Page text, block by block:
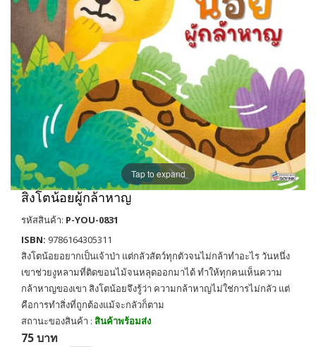
Tap to expand
สิงโตน้อยผู้กล้าหาญ
รหัสสินค้า: P-YOU-0831
ISBN: 9786164305311
สิงโตน้อยอยากเป็นเจ้าป่า แต่กลัวสัตว์ทุกตัวจนไม่กล้าทำอะไร วันหนึ่ง
เขาช่วยงูหลามที่ติดขอนไม้จนหลุดออกมาได้ ทำให้ทุกคนเห็นความ
กล้าหาญของเขา สิงโตน้อยจึงรู้ว่า ความกล้าหาญไม่ใช่การไม่กลัว แต่
คือการทำสิ่งที่ถูกต้องแม้จะกลัวก็ตาม
สถานะของสินค้า : สินค้าพร้อมส่ง
75 บาท